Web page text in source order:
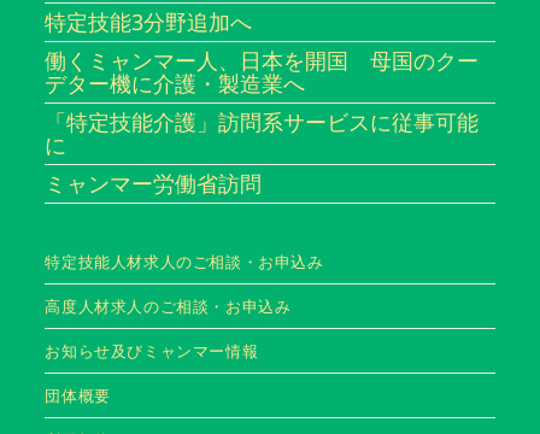
特定技能3分野追加へ
働くミャンマー人、日本を開国 母国のクー
デター機に介護・製造業へ
「特定技能介護」訪問系サービスに従事可能
に
ミャンマー労働省訪問
特定技能人材求人のご相談・お申込み
高度人材求人のご相談・お申込み
お知らせ及びミャンマー情報
団体概要